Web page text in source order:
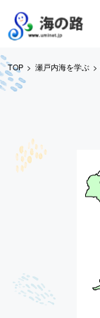
TOP 瀬戸内海を学ぶ